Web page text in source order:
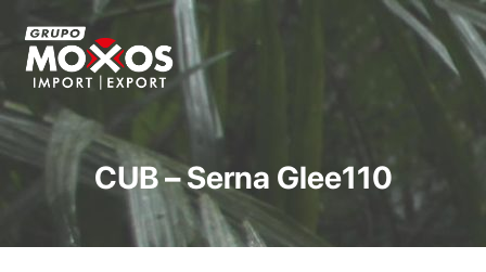
CUB – Serna Glee110